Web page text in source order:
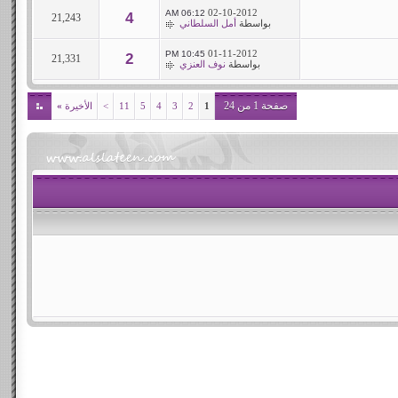
02-10-2012
06:12 AM
بواسطةأمل السلطاني 4
21,243
01-11-2012
10:45 PM
بواسطة نوف العنزي 2
21,331
صفحة 1 من 24 1
2
3
4
5
11
> الأخيرة »